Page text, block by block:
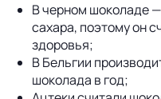
В черном шоколаде
сахара, поэтому он
здоровья;
В Бельгии
шоколада в год;